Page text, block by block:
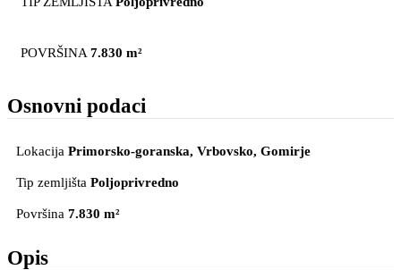
POVRŠINA 7.830 m²
Osnovni podaci
Lokacija Primorsko-goranska, Vrbovsko, Gomirje
Tip zemljišta Poljoprivredno
Površina 7.830 m²
Opis